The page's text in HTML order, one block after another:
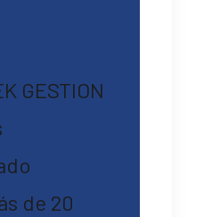
GESTION
de 20